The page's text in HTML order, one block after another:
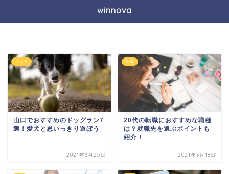
winnova
ペット
山口でおすすめのドッグラン7
選！愛犬と思いっきり遊ぼう
2021年3月25日
転職
20代の転職におすすめな職種
は？就職先を選ぶポイントも
紹介！
2021年3月18日